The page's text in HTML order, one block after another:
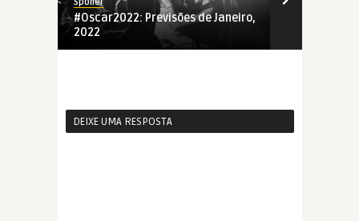
#Oscar2022: Previsões de Janeiro,
2022
DEIXE UMA RESPOSTA